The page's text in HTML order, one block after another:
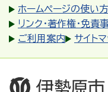
ホームページの使い方
リンク・著作権・免責
ご利用案内
サイト